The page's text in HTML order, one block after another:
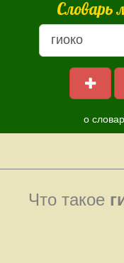
Словарь
о
Что такое